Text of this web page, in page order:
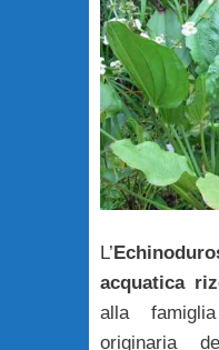
L’
acquatica
alla
originaria